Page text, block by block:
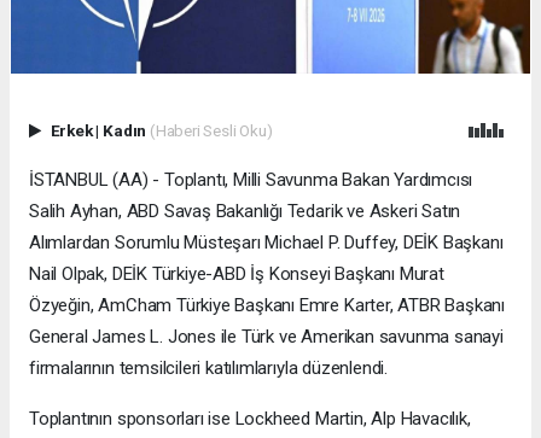
Erkek| Kadın (Haberi Sesli Oku)
İSTANBUL (AA) - Toplantı, Milli Savunma Bakan Yardımcısı
Salih Ayhan, ABD Savaş Bakanlığı Tedarik ve Askeri Satın
Alımlardan Sorumlu Müsteşarı Michael P. Duffey, DEİK Başkanı
Nail Olpak, DEİK Türkiye-ABD İş Konseyi Başkanı Murat
Özyeğin, AmCham Türkiye Başkanı Emre Karter, ATBR Başkanı
General James L. Jones ile Türk ve Amerikan savunma sanayi
firmalarının temsilcileri katılımlarıyla düzenlendi.
Toplantının sponsorları ise Lockheed Martin, Alp Havacılık,